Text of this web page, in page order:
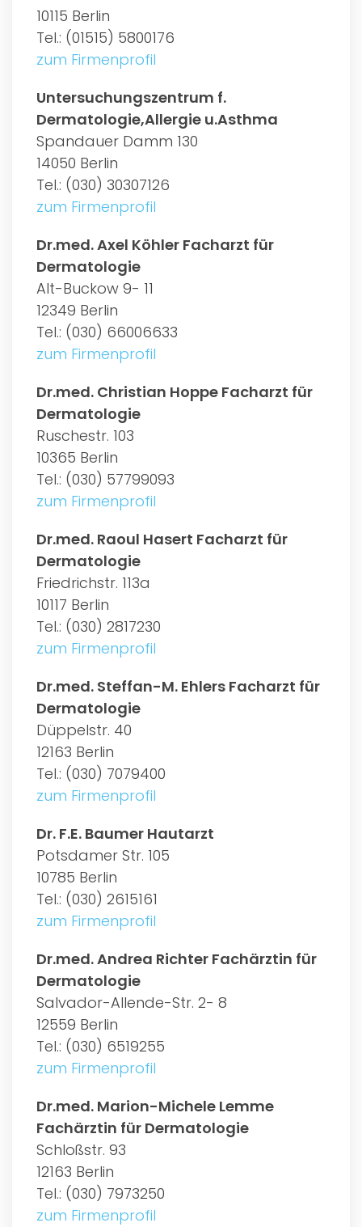
10115 Berlin
Tel.: (01515) 5800176
zum Firmenprofil
Untersuchungszentrum f.
Dermatologie,Allergie u.Asthma
Spandauer Damm 130
14050 Berlin
Tel.: (030) 30307126
zum Firmenprofil
Dr.med. Axel Köhler Facharzt für
Dermatologie
Alt-Buckow 9- 11
12349 Berlin
Tel.: (030) 66006633
zum Firmenprofil
Dr.med. Christian Hoppe Facharzt für
Dermatologie
Ruschestr. 103
10365 Berlin
Tel.: (030) 57799093
zum Firmenprofil
Dr.med. Raoul Hasert Facharzt für
Dermatologie
Friedrichstr. 113a
10117 Berlin
Tel.: (030) 2817230
zum Firmenprofil
Dr.med. Steffan-M. Ehlers Facharzt für
Dermatologie
Düppelstr. 40
12163 Berlin
Tel.: (030) 7079400
zum Firmenprofil
Dr. F.E. Baumer Hautarzt
Potsdamer Str. 105
10785 Berlin
Tel.: (030) 2615161
zum Firmenprofil
Dr.med. Andrea Richter Fachärztin für
Dermatologie
Salvador-Allende-Str. 2- 8
12559 Berlin
Tel.: (030) 6519255
zum Firmenprofil
Dr.med. Marion-Michele Lemme
Fachärztin für Dermatologie
Schloßstr. 93
12163 Berlin
Tel.: (030) 7973250
zum Firmenprofil